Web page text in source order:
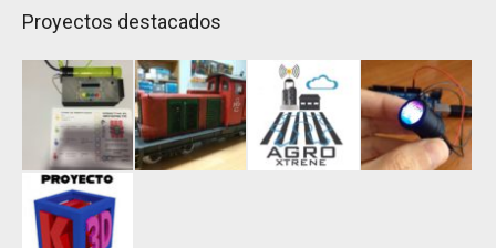
Proyectos destacados